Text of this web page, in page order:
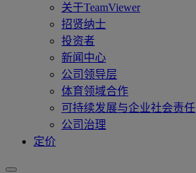
关于TeamViewer
招贤纳士
投资者
新闻中心
公司领导层
体育领域合作
可持续发展与企业社会责任
公司治理
定价